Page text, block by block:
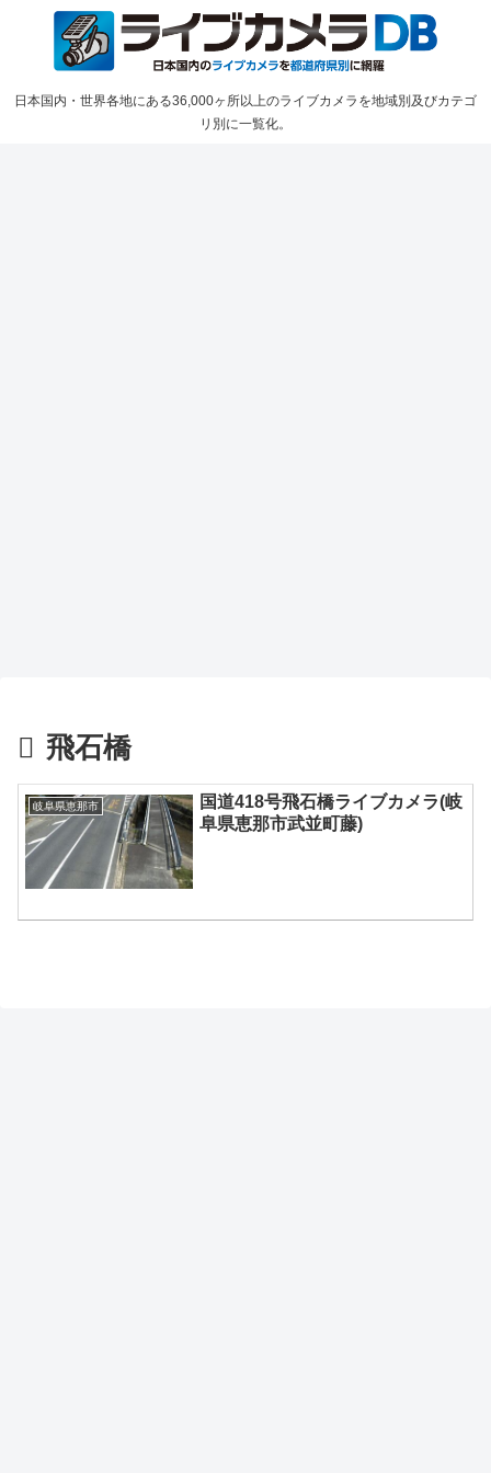
日本国内・世界各地にある36,000ヶ所以上のライブカメラを地域別及びカテゴ
リ別に一覧化。
飛石橋
岐阜県恵那市
国道418号飛石橋ライブカメラ(岐
阜県恵那市武並町藤)